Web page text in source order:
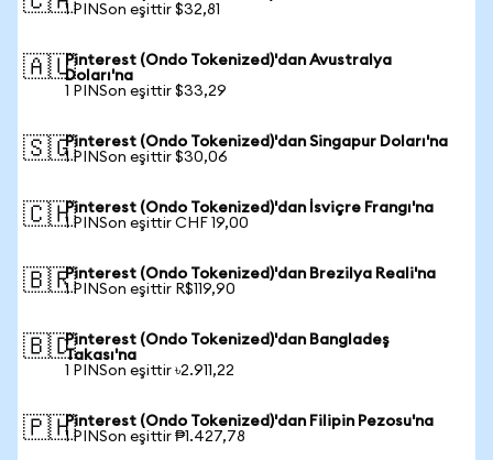
1 PINSon eşittir $32,81
🇦🇺Pinterest (Ondo Tokenized)'dan Avustralya
Doları'na
1 PINSon eşittir $33,29
🇸🇬Pinterest (Ondo Tokenized)'dan Singapur Doları'na
1 PINSon eşittir $30,06
🇨🇭Pinterest (Ondo Tokenized)'dan İsviçre Frangı'na
1 PINSon eşittir CHF 19,00
🇧🇷Pinterest (Ondo Tokenized)'dan Brezilya Reali'na
1 PINSon eşittir R$119,90
🇧🇩Pinterest (Ondo Tokenized)'dan Bangladeş
Takası'na
1 PINSon eşittir ৳2.911,22
🇵🇭Pinterest (Ondo Tokenized)'dan Filipin Pezosu'na
1 PINSon eşittir ₱1.427,78